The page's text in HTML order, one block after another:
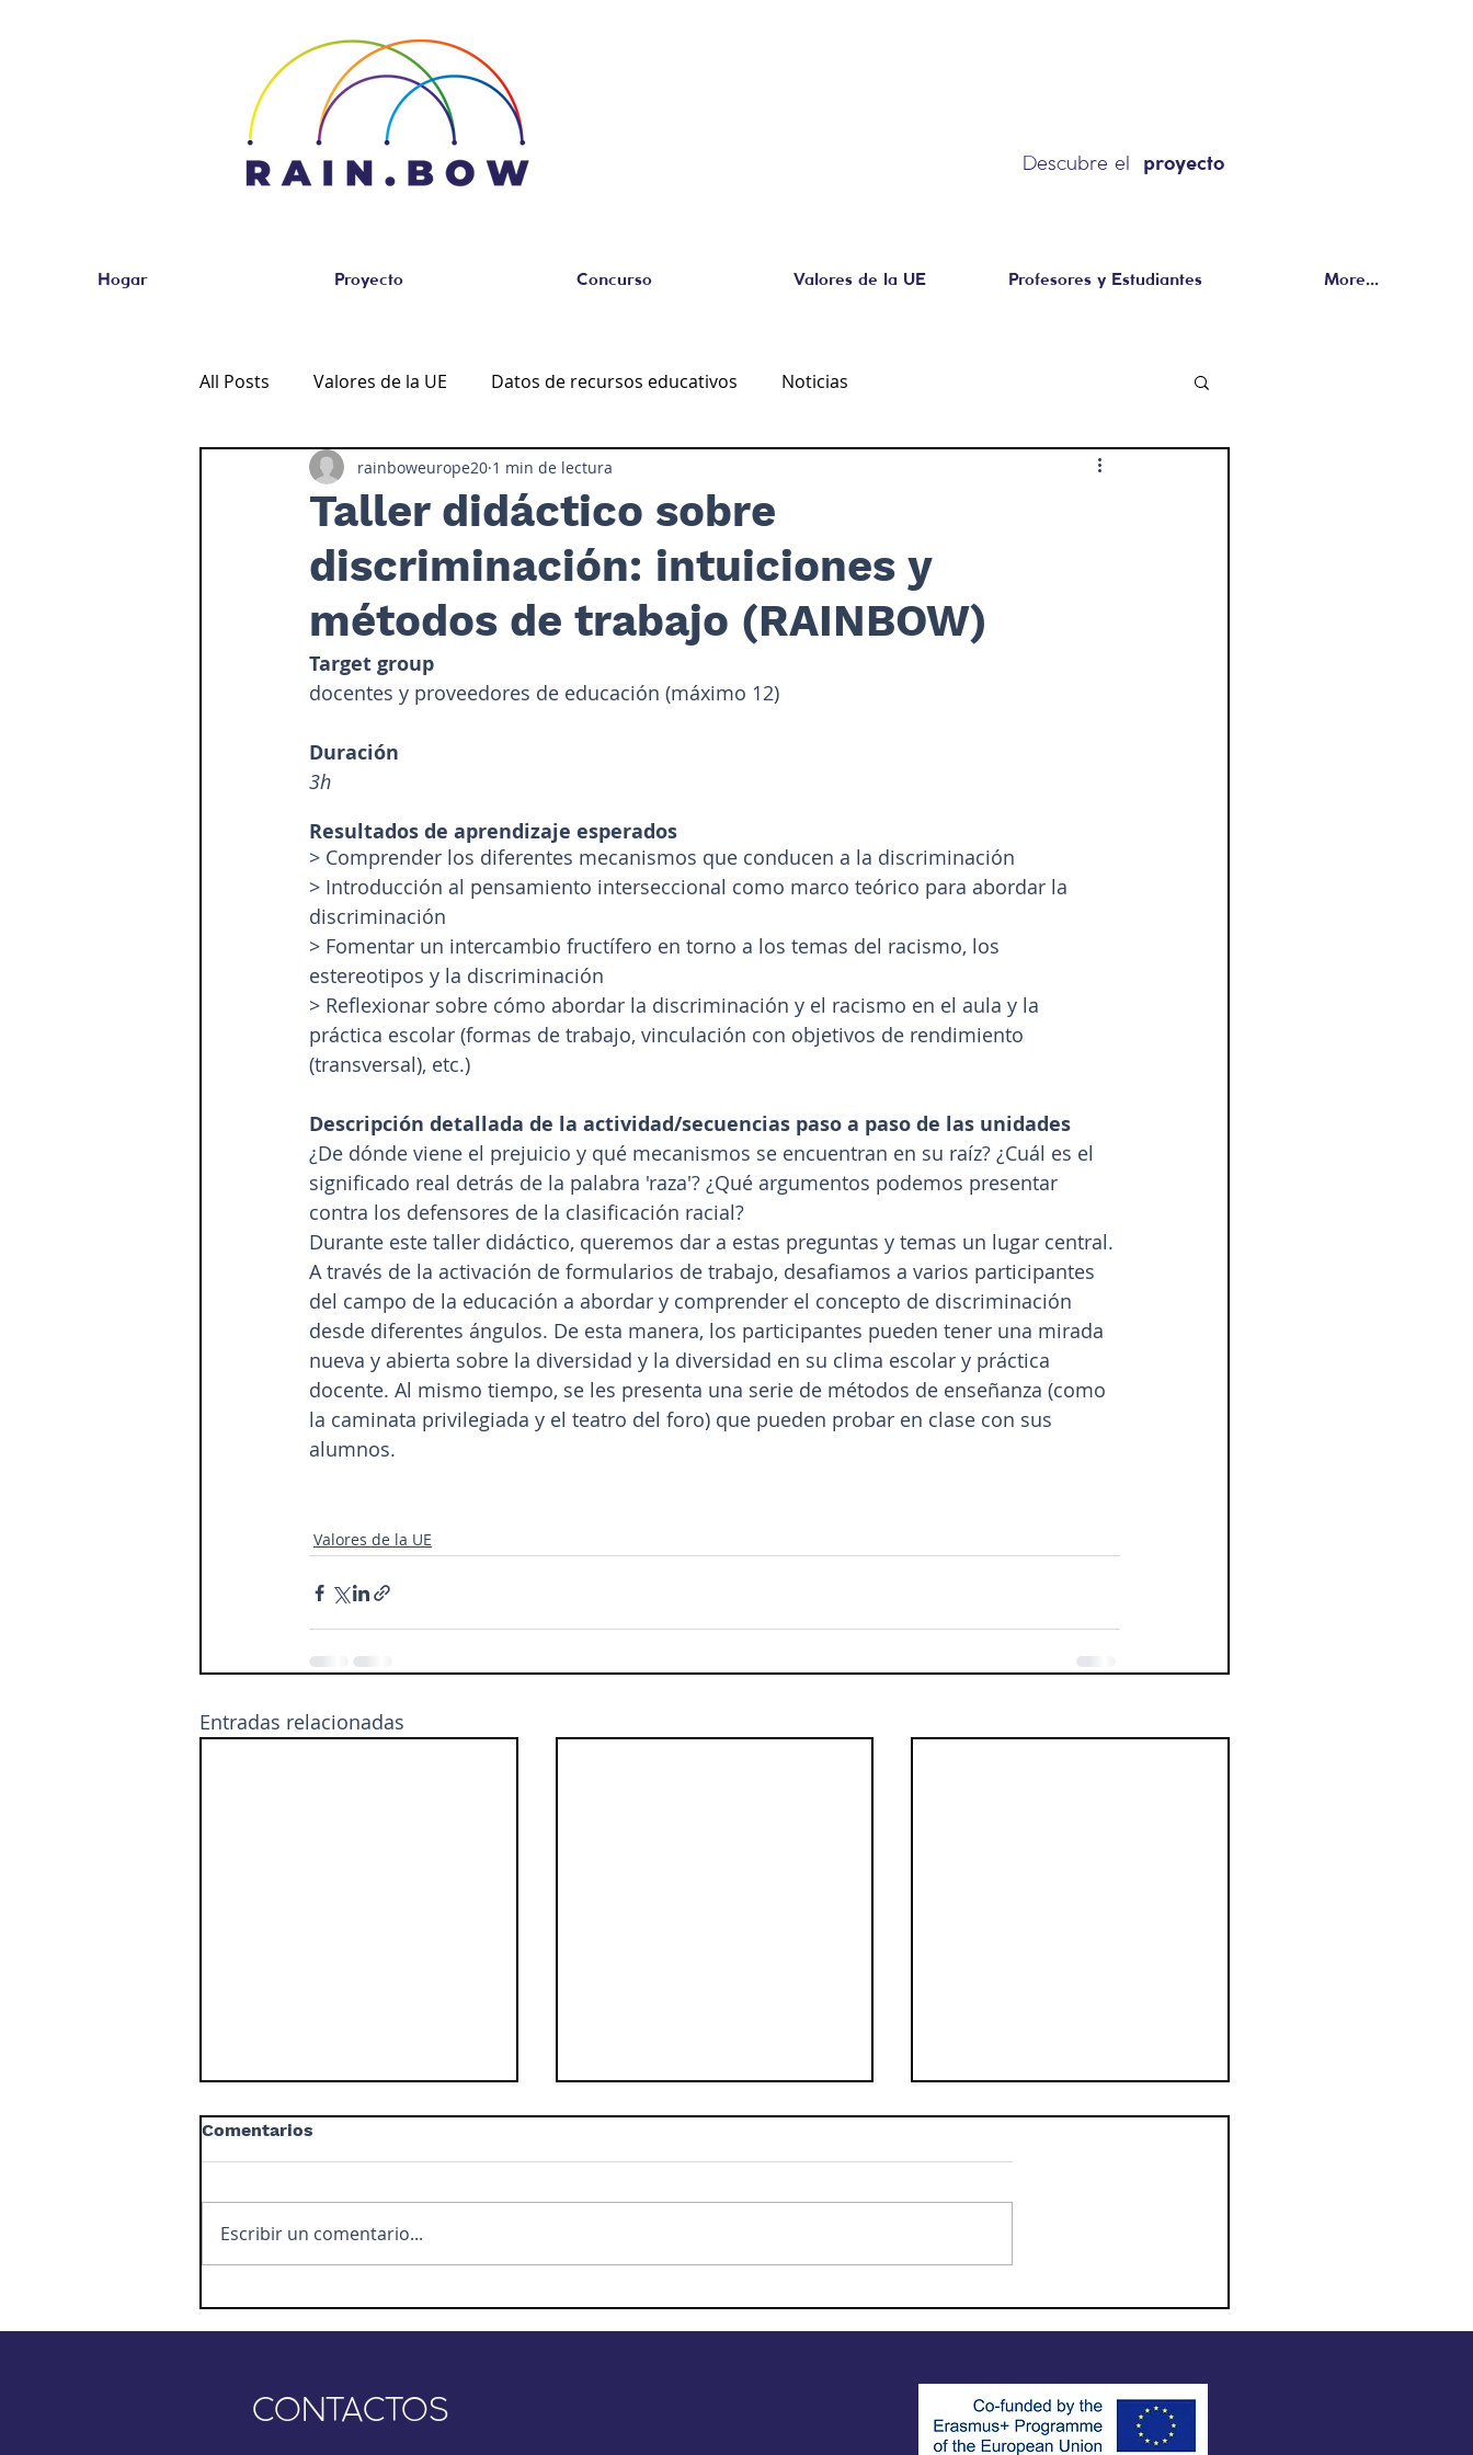
Descubre el proyecto
Hogar Proyecto Concurso Valores de la UE Profesores y Estudiantes More...
All Posts Valores de la UE Datos de recursos educativos Noticias
Taller didáctico sobre
discriminación: intuiciones y
métodos de trabajo (RAINBOW)
rainboweurope20 1 min de lectura
Target group
docentes y proveedores de educación (máximo 12)
Duración
3h
Resultados de aprendizaje esperados
> Comprender los diferentes mecanismos que conducen a la discriminación
> Introducción al pensamiento interseccional como marco teórico para abordar la
discriminación
> Fomentar un intercambio fructífero en torno a los temas del racismo, los
estereotipos y la discriminación
> Reflexionar sobre cómo abordar la discriminación y el racismo en el aula y la
práctica escolar (formas de trabajo, vinculación con objetivos de rendimiento
(transversal), etc.)
Descripción detallada de la actividad/secuencias paso a paso de las unidades
¿De dónde viene el prejuicio y qué mecanismos se encuentran en su raíz? ¿Cuál es el
significado real detrás de la palabra 'raza'? ¿Qué argumentos podemos presentar
contra los defensores de la clasificación racial?
Durante este taller didáctico, queremos dar a estas preguntas y temas un lugar central.
A través de la activación de formularios de trabajo, desafiamos a varios participantes
del campo de la educación a abordar y comprender el concepto de discriminación
desde diferentes ángulos. De esta manera, los participantes pueden tener una mirada
nueva y abierta sobre la diversidad y la diversidad en su clima escolar y práctica
docente. Al mismo tiempo, se les presenta una serie de métodos de enseñanza (como
la caminata privilegiada y el teatro del foro) que pueden probar en clase con sus
alumnos.
Valores de la UE
Entradas relacionadas
Comentarios
Escribir un comentario...
CONTACTOS